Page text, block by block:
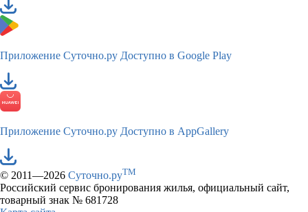
Приложение Суточно.ру Доступно в Google Play
Приложение Суточно.ру Доступно в AppGallery
© 2011—2026 Суточно.руTM
Российский сервис бронирования жилья, официальный сайт,
товарный знак № 681728